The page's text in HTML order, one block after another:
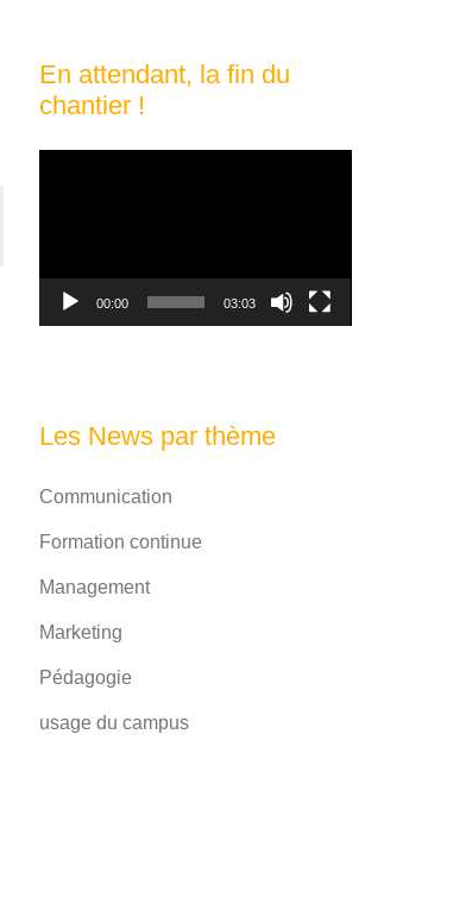
En attendant, la fin du
chantier !
00:00 03:03
Les News par thème
Communication
Formation continue
Management
Marketing
Pédagogie
usage du campus